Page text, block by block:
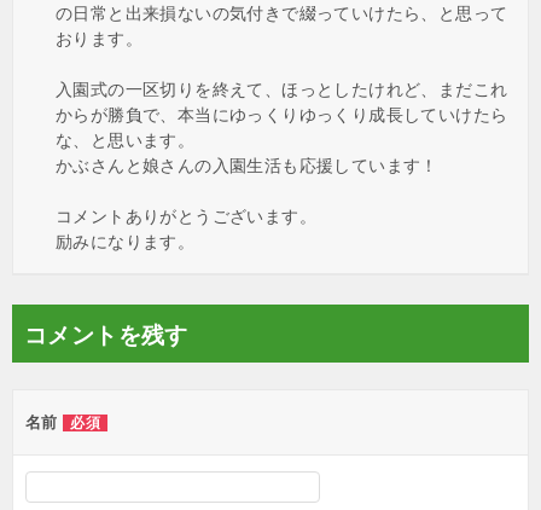
の日常と出来損ないの気付きで綴っていけたら、と思って
おります。
入園式の一区切りを終えて、ほっとしたけれど、まだこれ
からが勝負で、本当にゆっくりゆっくり成長していけたら
な、と思います。
かぶさんと娘さんの入園生活も応援しています！
コメントありがとうございます。
励みになります。
コメントを残す
名前 必須